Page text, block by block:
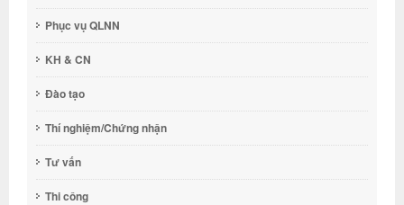
Phục vụ QLNN
KH & CN
Đào tạo
Thí nghiệm/Chứng nhận
Tư vấn
Thi công